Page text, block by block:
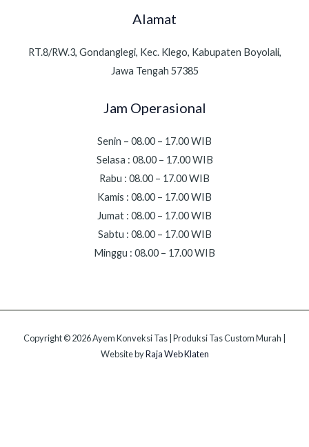
Alamat
RT.8/RW.3, Gondanglegi, Kec. Klego, Kabupaten Boyolali,
Jawa Tengah 57385
Jam Operasional
Senin – 08.00 – 17.00 WIB
Selasa : 08.00 – 17.00 WIB
Rabu : 08.00 – 17.00 WIB
Kamis : 08.00 – 17.00 WIB
Jumat : 08.00 – 17.00 WIB
Sabtu : 08.00 – 17.00 WIB
Minggu : 08.00 – 17.00 WIB
Copyright © 2026 Ayem Konveksi Tas | Produksi Tas Custom Murah |
Website byRaja Web Klaten